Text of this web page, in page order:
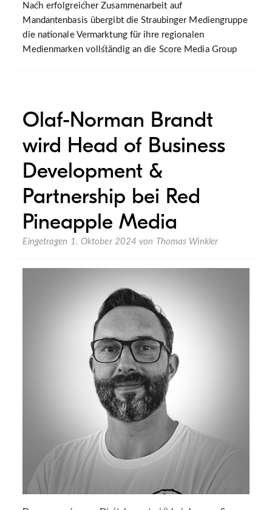
Nach erfolgreicher Zusammenarbeit auf
Mandantenbasis übergibt die Straubinger Mediengruppe
die nationale Vermarktung für ihre regionalen
Medienmarken vollständig an die Score Media Group
Olaf-Norman Brandt
wird Head of Business
Development &
Partnership bei Red
Pineapple Media
Eingetragen 1. Oktober 2024 von Thomas Winkler